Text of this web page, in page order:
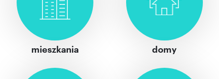
mieszkania domy